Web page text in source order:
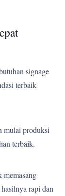
signage
terbaik
mulai produksi
terbaik.
rapi dan